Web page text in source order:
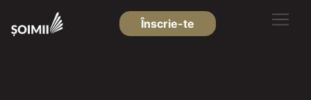
Înscrie-te